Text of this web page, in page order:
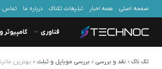
صفحه اصلی همه اخبار تبلیغات تکناک درباره ما تماس
فناوری کامپیوتر
تک ناک» نقد و بررسی » بررسی موبایل و تبلت » بهترین